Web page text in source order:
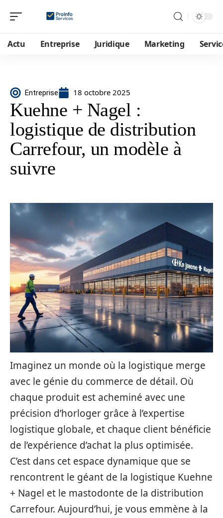
Actu Entreprise Juridique Marketing
Entreprise 18 octobre 2025
Kuehne + Nagel :
logistique de distribution
Carrefour, un modèle à
suivre
Imaginez un monde où la logistique merge
avec le génie du commerce de détail. Où
chaque produit est acheminé avec une
précision d’horloger grâce à l’expertise
logistique globale, et chaque client bénéficie
de l’expérience d’achat la plus optimisée.
C’est dans cet espace dynamique que se
rencontrent le géant de la logistique Kuehne
+ Nagel et le mastodonte de la distribution
Carrefour. Aujourd’hui, je vous emmène à la